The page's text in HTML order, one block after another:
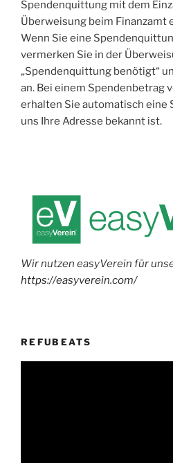
Spendenquittung mit dem
Überweisung beim Finanzamt
Wenn Sie eine
vermerken Sie in der
„Spendenquittung benötigt“
an. Bei einem Spendenbetrag
erhalten Sie automatisch eine
uns Ihre Adresse bekannt ist.
Wir nutzen easyVerein für
https://easyverein.com/
REFUBEATS